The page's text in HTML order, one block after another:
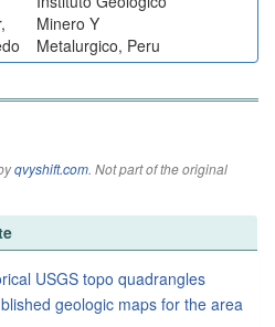
Minero Y
Metalurgico, Peru
qvyshift.com. Not part of the original
USGS topo quadrangles
geologic maps for the area